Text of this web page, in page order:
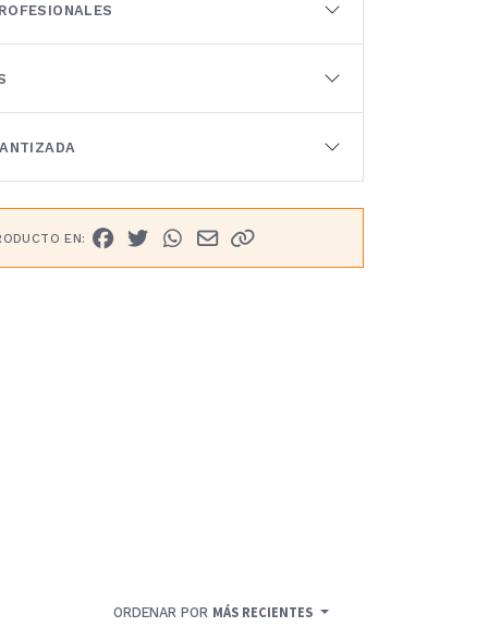
EN:
ORDENAR POR MÁS RECIENTES